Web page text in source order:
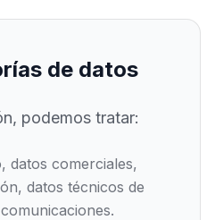
de datos
podemos tratar:
datos comerciales,
datos técnicos de